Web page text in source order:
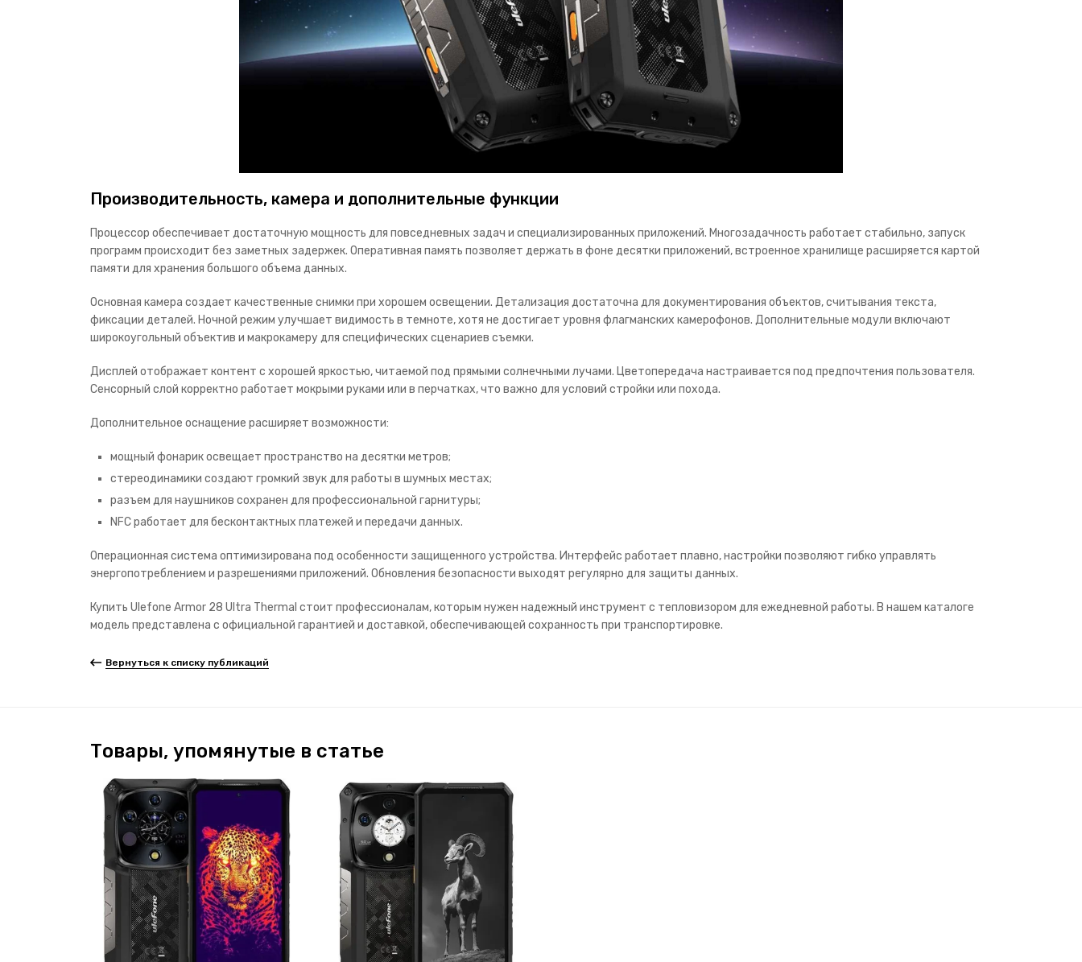
Производительность, камера и дополнительные функции
Процессор обеспечивает достаточную мощность для повседневных задач и специализированных приложений. Многозадачность работает стабильно, запуск
программ происходит без заметных задержек. Оперативная память позволяет держать в фоне десятки приложений, встроенное хранилище расширяется картой
памяти для хранения большого объема данных.
Основная камера создает качественные снимки при хорошем освещении. Детализация достаточна для документирования объектов, считывания текста,
фиксации деталей. Ночной режим улучшает видимость в темноте, хотя не достигает уровня флагманских камерофонов. Дополнительные модули включают
широкоугольный объектив и макрокамеру для специфических сценариев съемки.
Дисплей отображает контент с хорошей яркостью, читаемой под прямыми солнечными лучами. Цветопередача настраивается под предпочтения пользователя.
Сенсорный слой корректно работает мокрыми руками или в перчатках, что важно для условий стройки или похода.
Дополнительное оснащение расширяет возможности:
мощный фонарик освещает пространство на десятки метров;
стереодинамики создают громкий звук для работы в шумных местах;
разъем для наушников сохранен для профессиональной гарнитуры;
NFC работает для бесконтактных платежей и передачи данных.
Операционная система оптимизирована под особенности защищенного устройства. Интерфейс работает плавно, настройки позволяют гибко управлять
энергопотреблением и разрешениями приложений. Обновления безопасности выходят регулярно для защиты данных.
Купить Ulefone Armor 28 Ultra Thermal стоит профессионалам, которым нужен надежный инструмент с тепловизором для ежедневной работы. В нашем каталоге
модель представлена с официальной гарантией и доставкой, обеспечивающей сохранность при транспортировке.
Вернуться к списку публикаций
Товары, упомянутые в статье